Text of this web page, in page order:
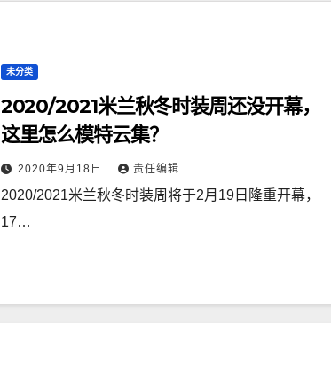
未分类
2020/2021米兰秋冬时装周还没开幕，
这里怎么模特云集？
2020年9月18日 责任编辑
2020/2021米兰秋冬时装周将于2月19日隆重开幕，
17…